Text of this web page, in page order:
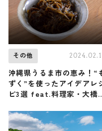
その他
沖縄県うるま市の恵み！“
ずく”を使ったアイデアレ
ピ3選 feat.料理家・大橋